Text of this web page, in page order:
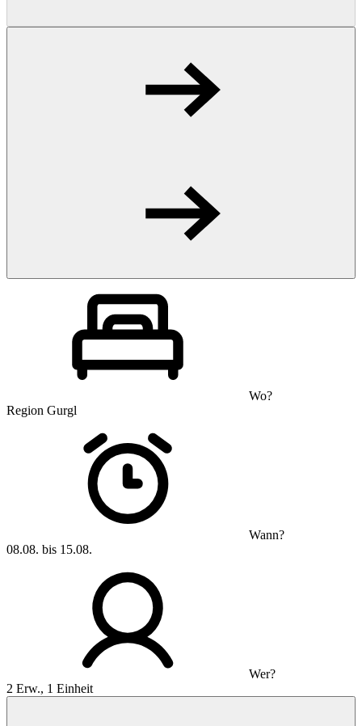
Wo?
Region Gurgl
Wann?
08.08. bis 15.08.
Wer?
2 Erw., 1 Einheit